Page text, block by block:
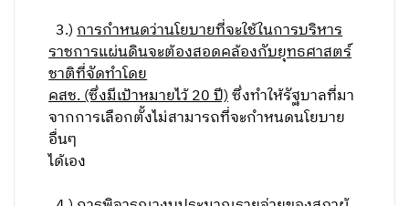
3.)การกำหนดว่านโยบายที่จะใช้ในการบริหาร
ราชการแผ่นดินจะต้องสอดคล้องกับยุทธศาสตร์
ชาติที่จัดทำโดย
คสช. (ซึ่งมีเป้าหมายไว้ 20 ปี)ซึ่งทำให้รัฐบาลที่มา
จากการเลือกตั้งไม่สามารถที่จะกำหนดนโยบาย
อื่นๆ
ได้เอง